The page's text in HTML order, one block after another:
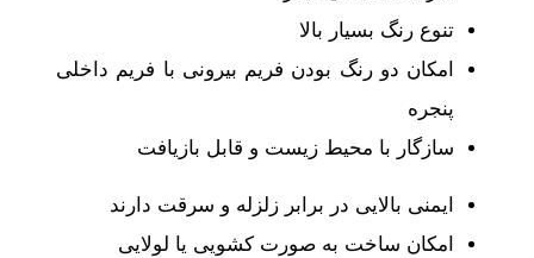
تنوع رنگ بسیار بالا
امکان دو رنگ بودن فریم بیرونی با فریم داخلی
پنجره
سازگار با محیط زیست و قابل بازیافت
ایمنی بالایی در برابر زلزله و سرقت دارند
امکان ساخت به ‌صورت کشویی یا لولایی